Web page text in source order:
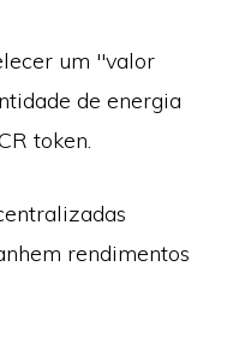
um "valor
de energia
token.
rendimentos